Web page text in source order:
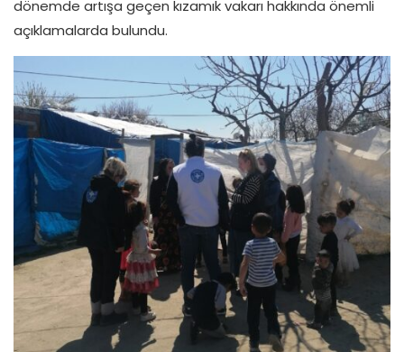
dönemde artışa geçen kızamık vakarı hakkında önemli
açıklamalarda bulundu.